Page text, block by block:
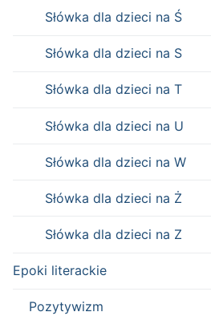
Słówka dla dzieci na Ś
Słówka dla dzieci na S
Słówka dla dzieci na T
Słówka dla dzieci na U
Słówka dla dzieci na W
Słówka dla dzieci na Ż
Słówka dla dzieci na Z
Epoki literackie
Pozytywizm